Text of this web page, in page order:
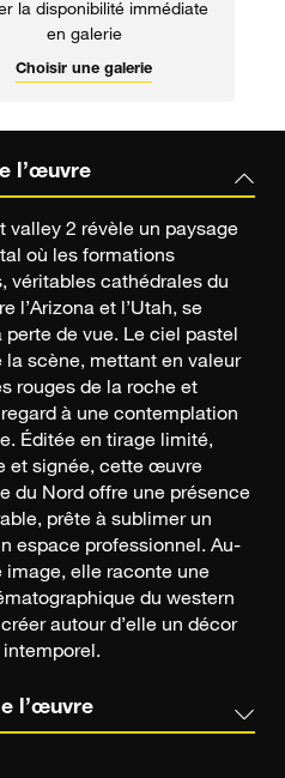
la disponibilité immédiate
en galerie
Choisir une galerie
l’œuvre
valley 2 révèle un paysage
où les formations
véritables cathédrales du
l’Arizona et l’Utah, se
perte de vue. Le ciel pastel
la scène, mettant en valeur
rouges de la roche et
à une contemplation
Éditée en tirage limité,
et signée, cette œuvre
du Nord offre une présence
prête à sublimer un
espace professionnel. Au-
image, elle raconte une
du western
autour d’elle un décor
l’œuvre